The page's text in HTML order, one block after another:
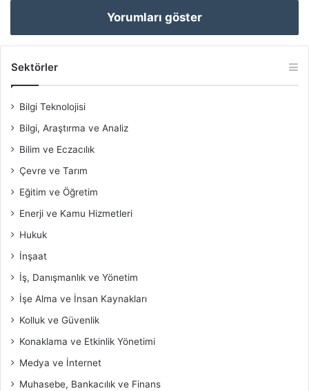
Yorumları göster
Sektörler
Bilgi Teknolojisi
Bilgi, Araştırma ve Analiz
Bilim ve Eczacılık
Çevre ve Tarım
Eğitim ve Öğretim
Enerji ve Kamu Hizmetleri
Hukuk
İnşaat
İş, Danışmanlık ve Yönetim
İşe Alma ve İnsan Kaynakları
Kolluk ve Güvenlik
Konaklama ve Etkinlik Yönetimi
Medya ve İnternet
Muhasebe, Bankacılık ve Finans